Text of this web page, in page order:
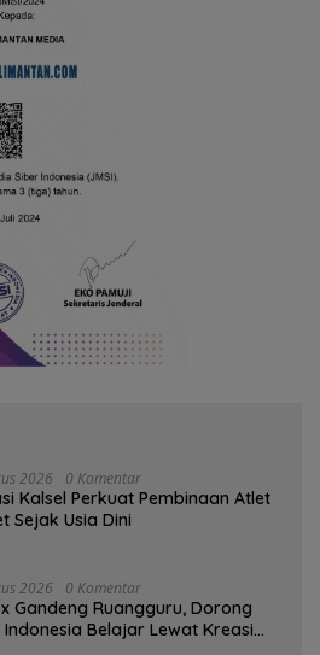
2026 0 Komentar
Kalsel Perkuat Pembinaan Atlet
Sejak Usia Dini
2026 0 Komentar
Gandeng Ruangguru, Dorong
Indonesia Belajar Lewat Kreasi